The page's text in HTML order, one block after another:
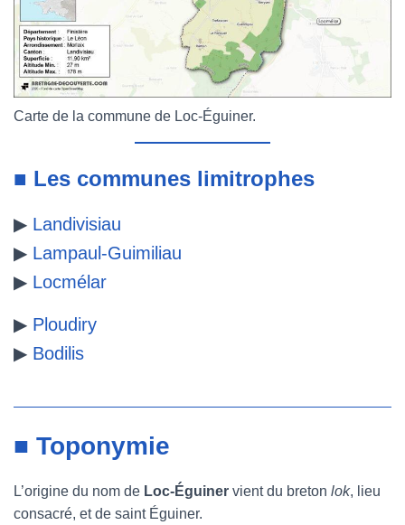
Carte de la commune de Loc-Éguiner.
■ Les communes limitrophes
▶ Landivisiau
▶ Lampaul-Guimiliau
▶ Locmélar
▶ Ploudiry
▶ Bodilis
■ Toponymie
L’origine du nom de Loc-Éguiner vient du breton lok, lieu
consacré, et de saint Éguiner.